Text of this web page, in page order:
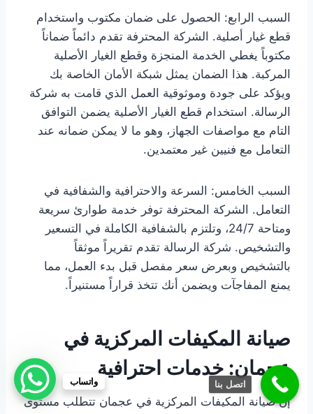
السبب الرابع: الحصول على ضمان مكتوب واستخدام
قطع غيار أصلية. الشركة المحترفة تقدم دائماً ضماناً
مكتوباً يغطي الخدمة المنجزة وقطع الغيار الأصلية
المركبة. هذا الضمان يمثل شبكة الأمان الخاصة بك
ويؤكد على جودة وموثوقية العمل الذي قامت به شركة
الرسالة. استخدام قطع الغيار الأصلية يضمن التوافق
التام مع مواصفات الجهاز، وهو ما لا يمكن ضمانه عند
التعامل مع فنيين غير معتمدين.
السبب الخامس: السرعة والاحترافية والشفافية في
التعامل. الشركة المحترفة توفر خدمة طوارئ سريعة
ومتاحة 24/7، وتلتزم بالشفافية الكاملة في التسعير
والتشخيص. شركة الرسالة تقدم تقريراً موثقاً
بالتشخيص وبعرض سعر مفصل قبل بدء العمل، مما
يمنع المفاجآت ويضمن أنك تتخذ قراراً مستنيراً.
صيانة المكيفات المركزية في
عجمان: خدمات احترافية
إن صيانة المكيفات المركزية في عجمان تتطلب مستوى
واتساب اتصل بنا